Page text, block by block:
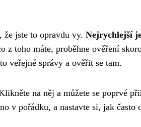
jste to opravdu vy. Nejrychlejší
z toho máte, proběhne ověření
veřejné správy a ověřit se tam.
na něj a můžete se poprvé
v pořádku, a nastavte si, jak často